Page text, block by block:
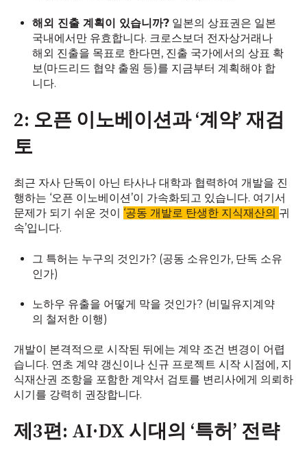
해외 진출 계획이 있습니까? 일본의 상표권은 일본
국내에서만 유효합니다. 크로스보더 전자상거래나
해외 진출을 목표로 한다면, 진출 국가에서의 상표 확
보(마드리드 협약 출원 등)를 지금부터 계획해야 합
니다.
2: 오픈 이노베이션과 ‘계약’ 재검
토
최근 자사 단독이 아닌 타사나 대학과 협력하여 개발을 진
행하는 ‘오픈 이노베이션’이 가속화되고 있습니다. 여기서
문제가 되기 쉬운 것이 ‘공동 개발로 탄생한 지식재산의 귀
속’입니다.
그 특허는 누구의 것인가? (공동 소유인가, 단독 소유
인가)
노하우 유출을 어떻게 막을 것인가? (비밀유지계약
의 철저한 이행)
개발이 본격적으로 시작된 뒤에는 계약 조건 변경이 어렵
습니다. 연초 계약 갱신이나 신규 프로젝트 시작 시점에, 지
식재산권 조항을 포함한 계약서 검토를 변리사에게 의뢰하
시기를 강력히 권장합니다.
제3편: AI·DX 시대의 ‘특허’ 전략